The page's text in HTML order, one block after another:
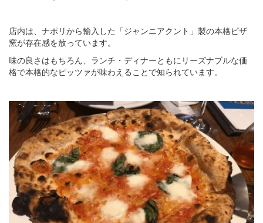
店内は、ナポリから輸入した「ジャンニアクント」製の本格ピザ
窯が存在感を放っています。
味の良さはもちろん、ランチ・ディナーともにリーズナブルな価
格で本格的なピッツァが味わえることで知られています。